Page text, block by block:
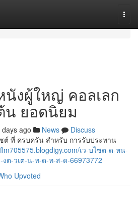
งผู้ใหญ่ คอลเลก
น ยอดนิยม
days ago News
Discuss
ต์ ที่ ครบครัน สำหรับ การรับประทาน
เว-บไซต-ด-หน-
ต-วเต-น-ท-ด-ท-ส-ด-66973772
Upvoted